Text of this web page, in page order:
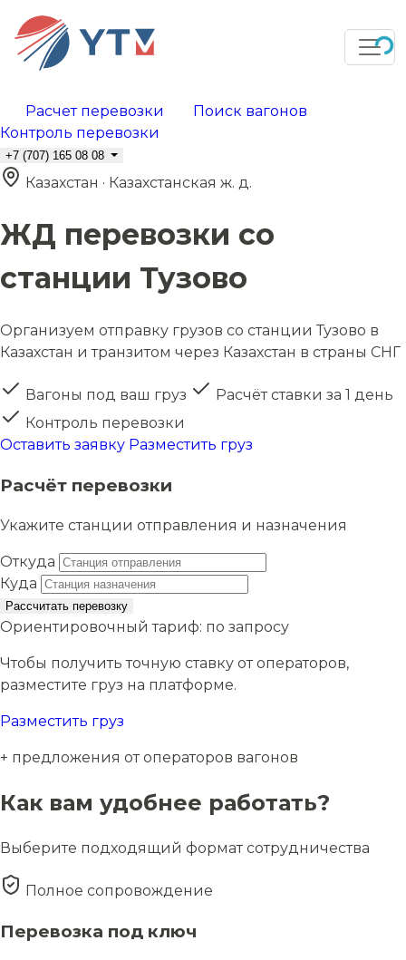
Расчет перевозки
Поиск вагонов
Контроль перевозки
+7 (707) 165 08 08
Казахстан · Казахстанская ж. д.
ЖД перевозки со
станции Тузово
Организуем отправку грузов со станции Тузово в
Казахстан и транзитом через Казахстан в страны СНГ
Вагоны под ваш груз
Расчёт ставки за 1 день
Контроль перевозки
Оставить заявку Разместить груз
Расчёт перевозки
Укажите станции отправления и назначения
Откуда
Куда
Рассчитать перевозку
Ориентировочный тариф: по запросу
Чтобы получить точную ставку от операторов,
разместите груз на платформе.
Разместить груз
+ предложения от операторов вагонов
Как вам удобнее работать?
Выберите подходящий формат сотрудничества
Полное сопровождение
Перевозка под ключ